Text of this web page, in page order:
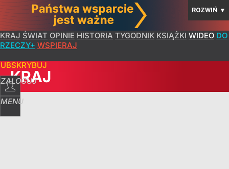
ROZWIŃ ▼
KRAJ ŚWIAT OPINIE HISTORIA TYGODNIK KSIĄŻKI WIDEO DO
RZECZY+ WSPIERAJ
ZALOGUJ
MENU
KRAJ